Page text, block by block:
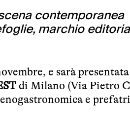
contemporanea
marchio
e sarà
di Milano (Via Pietro
e